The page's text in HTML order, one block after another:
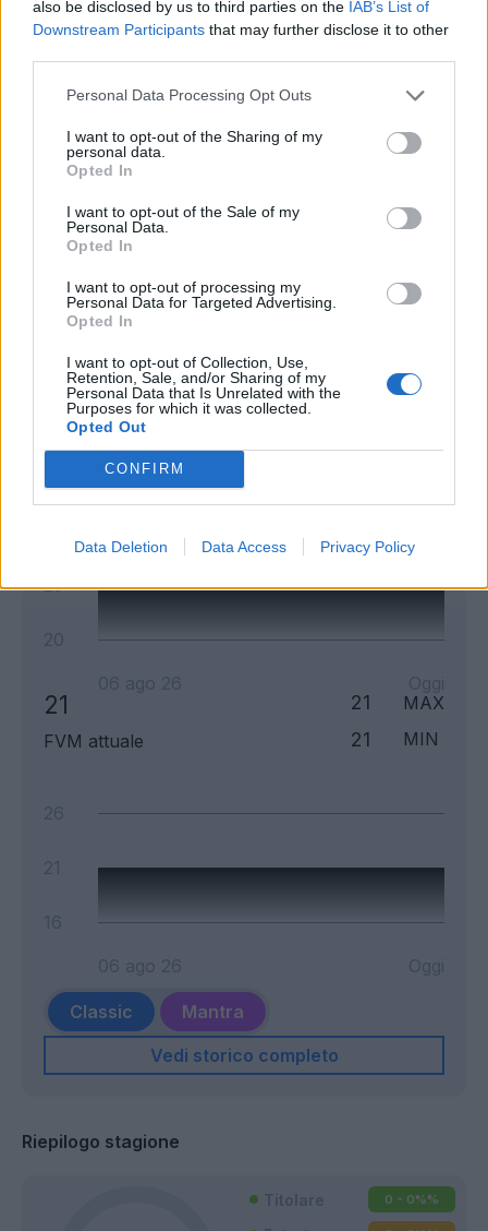
also be disclosed by us to third parties on the IAB’s List of
Downstream Participants that may further disclose it to other
Personal Data Processing Opt Outs
I want to opt-out of the Sharing of my
personal data.
Opted In
I want to opt-out of the Sale of my
Personal Data.
Opted In
I want to opt-out of processing my
Personal Data for Targeted Advertising.
Opted In
I want to opt-out of Collection, Use,
Retention, Sale, and/or Sharing of my
Personal Data that Is Unrelated with the
Purposes for which it was collected.
Opted Out
CONFIRM
Data Deletion Data Access Privacy Policy
Classic
Andamento FantaValore di Mercato
25
FVM attuale 25 MIN
25
21
FVM attuale
21 MAX
21 MIN
Classic
Mantra
Vedi storico completo
Riepilogo stagione
0 - 0%%